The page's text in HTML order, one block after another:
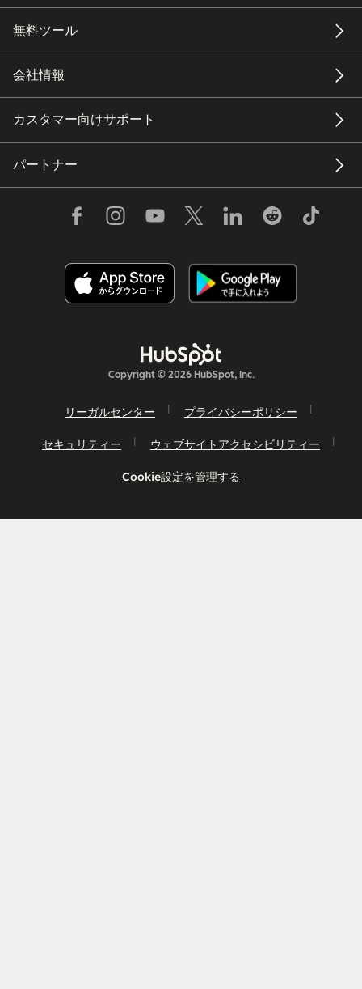
無料ツール
会社情報
カスタマー向けサポート
パートナー
Copyright © 2026 HubSpot, Inc.
リーガルセンター プライバシーポリシー
セキュリティー ウェブサイトアクセシビリティー
Cookie設定を管理する